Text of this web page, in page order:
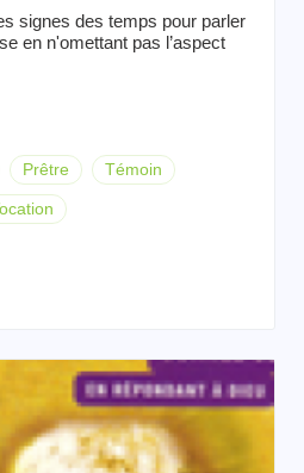
signes des temps pour parler
en n'omettant pas l’aspect
Prêtre Témoin